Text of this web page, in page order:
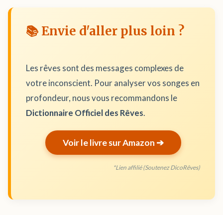
📚 Envie d'aller plus loin ?
Les rêves sont des messages complexes de
votre inconscient. Pour analyser vos songes en
profondeur, nous vous recommandons le
Dictionnaire Officiel des Rêves.
Voir le livre sur Amazon ➔
*Lien affilié (Soutenez DicoRêves)